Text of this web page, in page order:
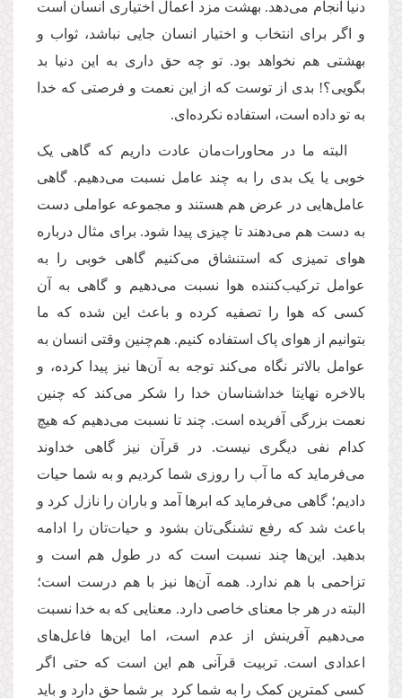
دنیا انجام می‌دهد. بهشت مزد اعمال اختیاری انسان است
و اگر برای انتخاب و اختیار انسان جایی نباشد، ثواب و
بهشتی هم نخواهد بود. تو چه حق داری به این دنیا بد
بگویی؟! بدی از توست که از این نعمت و فرصتی که خدا
به تو داده است، استفاده نکرده‌ای.
البته ما در محاورات‌مان عادت داریم که گاهی یک
خوبی یا یک بدی را به چند عامل نسبت می‌دهیم. گاهی
عامل‌هایی در عرض هم هستند و مجموعه عواملی دست
به دست هم می‌دهند تا چیزی پیدا شود. برای مثال درباره
هوای تمیزی که استنشاق می‌کنیم گاهی خوبی را به
عوامل ترکیب‌کننده هوا نسبت می‌دهیم و گاهی به آن
کسی که هوا را تصفیه کرده و باعث این شده که ما
بتوانیم از هوای پاک استفاده کنیم. هم‌چنین وقتی انسان به
عوامل بالاتر نگاه می‌کند توجه به آن‌ها نیز پیدا کرده، و
بالاخره نهایتا خداشناسان خدا را شکر می‌کند که چنین
نعمت بزرگی آفریده است. چند تا نسبت می‌دهیم که هیچ
کدام نفی دیگری نیست. در قرآن نیز گاهی خداوند
می‌فرماید که ما آب را روزی شما کردیم و به شما حیات
دادیم؛ گاهی می‌فرماید که ابرها آمد و باران را نازل کرد و
باعث شد که رفع تشنگی‌تان بشود و حیات‌تان را ادامه
بدهید. این‌ها چند نسبت است که در طول هم است و
تزاحمی با هم ندارد. همه آن‌ها نیز با هم درست است؛
البته در هر جا معنای خاصی دارد. معنایی که به خدا نسبت
می‌دهیم آفرینش از عدم است، اما این‌ها فاعل‌های
اعدادی است. تربیت قرآنی هم این است که حتی اگر
کسی کمترین کمک را به شما کرد بر شما حق دارد و باید